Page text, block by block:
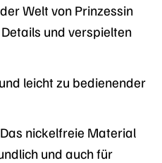
Welt von Prinzessin
und verspielten
leicht zu bedienender
Das nickelfreie Material
und auch für